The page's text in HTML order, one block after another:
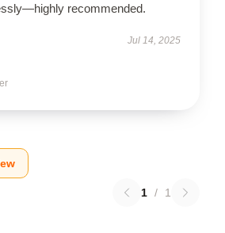
recommended.
Jul 14, 2025
1 / 1